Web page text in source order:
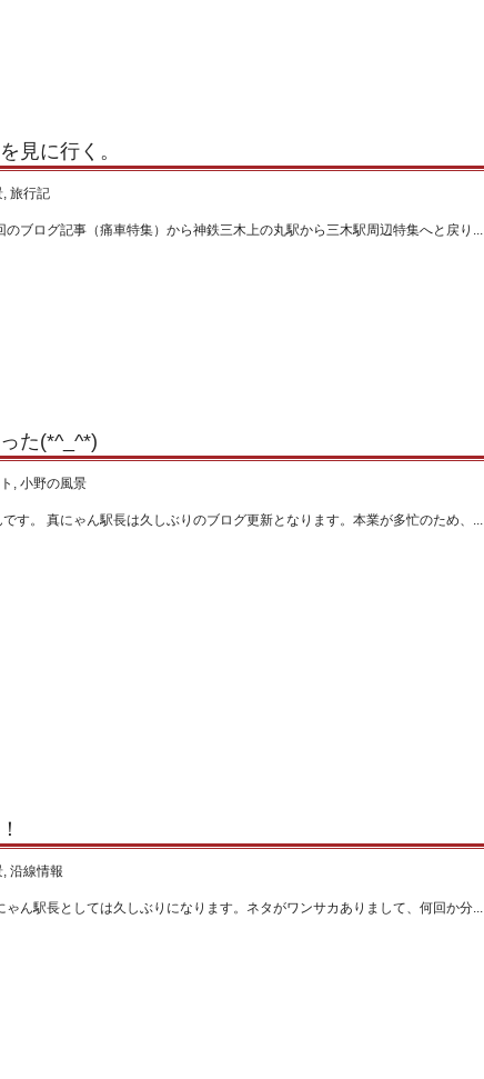
見に行く。
, 旅行記
のブログ記事（痛車特集）から神鉄三木上の丸駅から三木駅周辺特集へと戻り...
た(*^_^*)
, 小野の風景
す。 真にゃん駅長は久しぶりのブログ更新となります。本業が多忙のため、...
, 沿線情報
ゃん駅長としては久しぶりになります。ネタがワンサカありまして、何回か分...